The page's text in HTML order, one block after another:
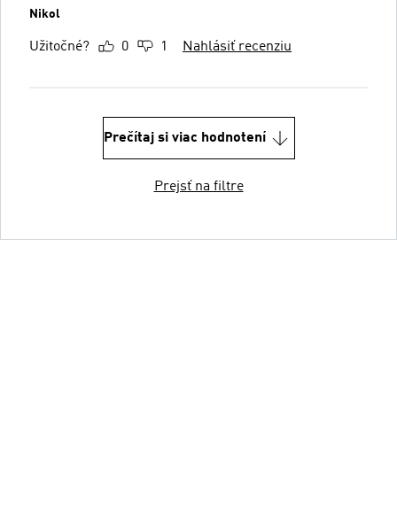
Nikol
Užitočné? 0 1 Nahlásiť recenziu
Prečítaj si viac hodnotení
Prejsť na filtre